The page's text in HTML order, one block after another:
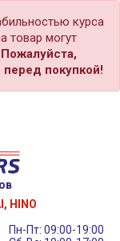
курса
товар могут
Пожалуйста,
покупкой!
HINO
Пн-Пт: 09:00-19:00